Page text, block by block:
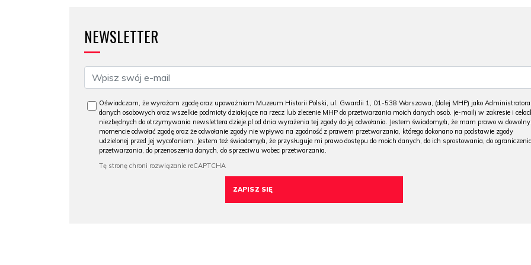
NEWSLETTER
Oświadczam, że wyrażam zgodę oraz upoważniam Muzeum Historii Polski, ul. Gwardii 1, 01-538 Warszawa, (dalej MHP) jako Administratora
danych osobowych oraz wszelkie podmioty działające na rzecz lub zlecenie MHP do przetwarzania moich danych osob. (e-mail) w zakresie i
niezbędnych do otrzymywania newslettera dzieje.pl od dnia wyrażenia tej zgody do jej odwołania. Jestem świadomy/a, że mam prawo w
momencie odwołać zgodę oraz że odwołanie zgody nie wpływa na zgodność z prawem przetwarzania, którego dokonano na podstawie zgody
udzielonej przed jej wycofaniem. Jestem też świadomy/a, że przysługuje mi prawo dostępu do moich danych, do ich sprostowania, do ograniczenia
przetwarzania, do przenoszenia danych, do sprzeciwu wobec przetwarzania.